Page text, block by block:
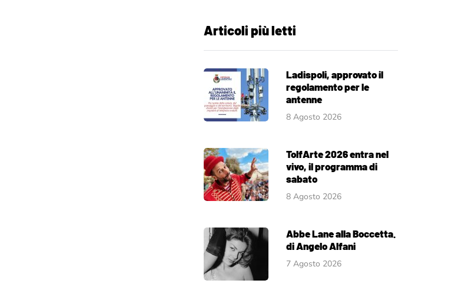
Articoli più letti
Ladispoli, approvato il
regolamento per le
antenne
8 Agosto 2026
TolfArte 2026 entra nel
vivo, il programma di
sabato
8 Agosto 2026
Abbe Lane alla Boccetta.
di Angelo Alfani
7 Agosto 2026